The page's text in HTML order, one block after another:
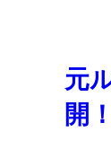
元
開